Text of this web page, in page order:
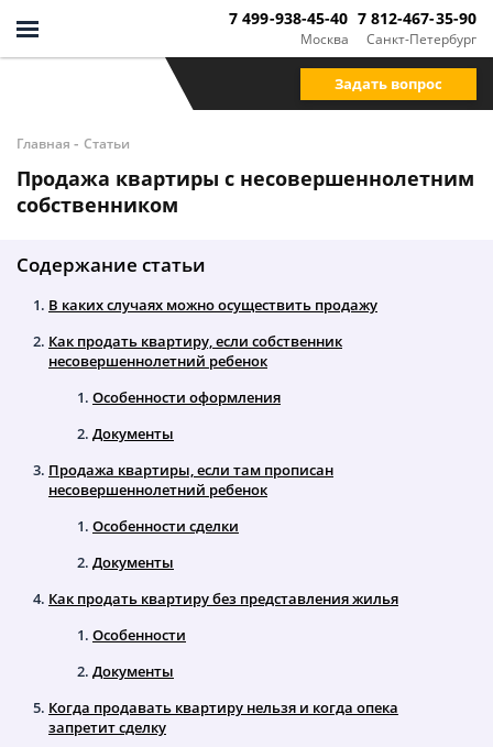
Москва
7 499-938-45-40
Санкт-Петербург
7 812-467-35-90
Задать вопрос
Главная - Статьи
Продажа квартиры с несовершеннолетним
собственником
Содержание статьи
В каких случаях можно осуществить продажу
Как продать квартиру, если собственник
несовершеннолетний ребенок
Особенности оформления
Документы
Продажа квартиры, если там прописан
несовершеннолетний ребенок
Особенности сделки
Документы
Как продать квартиру без представления жилья
Особенности
Документы
Когда продавать квартиру нельзя и когда опека
запретит сделку